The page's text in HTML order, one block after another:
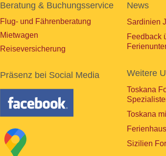
Beratung & Buchungsservice
Flug- und Fährenberatung
Mietwagen
Reiseversicherung
Präsenz bei Social Media
News
Sardinien
Feedback
Weitere
Toskana
Toskana
Sizilien